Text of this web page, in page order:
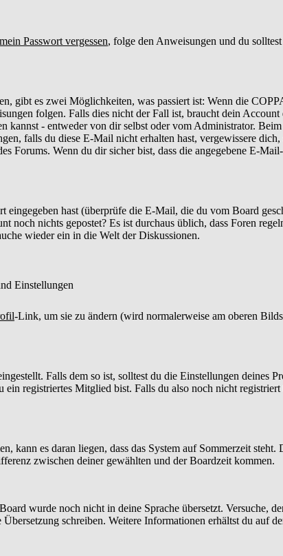
Passwort vergessen, folge den Anweisungen und du
gibt es zwei Möglichkeiten, was passiert ist: Wenn die
folgen. Falls dies nicht der Fall ist, braucht dein
kannst - entweder von dir selbst oder vom Administrator.
falls du diese E-Mail nicht erhalten hast, vergewissere
Wenn du dir sicher bist, dass die angegebene E-
eingegeben hast (überprüfe die E-Mail, die du vom Board
nichts gepostet? Es ist durchaus üblich, dass Foren
wieder ein in die Welt der Diskussionen.
Einstellungen
-Link, um sie zu ändern (wird normalerweise am oberen
Falls dem so ist, solltest du die Einstellungen deines
registriertes Mitglied bist. Falls du also noch nicht
es daran liegen, dass das System auf Sommerzeit steht.
zwischen deiner gewählten und der Boardzeit kommen.
wurde noch nicht in deine Sprache übersetzt. Versuche,
schreiben. Weitere Informationen erhältst du auf